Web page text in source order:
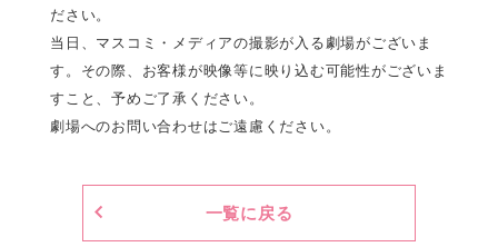
ださい。
当日、マスコミ・メディアの撮影が入る劇場がございま
す。その際、お客様が映像等に映り込む可能性がございま
すこと、予めご了承ください。
劇場へのお問い合わせはご遠慮ください。
一覧に戻る